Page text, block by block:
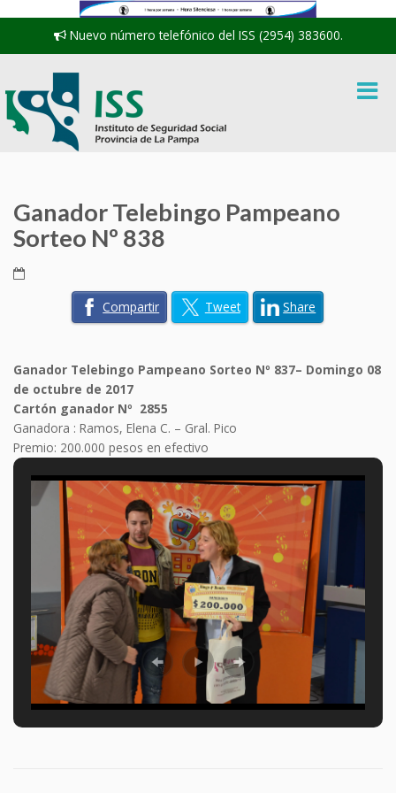
Nuevo número telefónico del ISS (2954) 383600.
Ganador Telebingo Pampeano
Sorteo Nº 838
Compartir Tweet Share
Ganador Telebingo Pampeano Sorteo Nº 837– Domingo 08
de octubre de 2017
Cartón ganador Nº 2855
Ganadora : Ramos, Elena C. – Gral. Pico
Premio: 200.000 pesos en efectivo